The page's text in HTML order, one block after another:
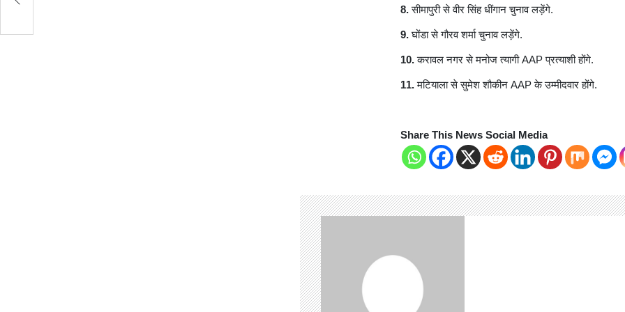
8.सीमापुरी से वीर सिंह धींगान चुनाव लड़ेंगे.
9.घोंडा से गौरव शर्मा चुनाव लड़ेंगे.
10.करावल नगर से मनोज त्यागी AAP प्रत्याशी होंगे.
11.मटियाला से सुमेश शौकीन AAP के उम्मीदवार होंगे.
Share This News Social Media